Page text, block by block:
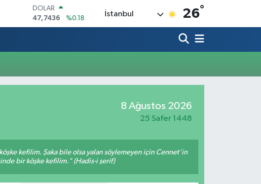
DOLAR
47,7436
%0.18
EURO
6660.55
%0.03
İstanbul 26°
8 Ağustos 2026
25 Safer 1448
kefilim. Şaka bile olsa yalan söylemeyen için Cennet'in
bir köşke kefilim." (Hadis-i şerif)